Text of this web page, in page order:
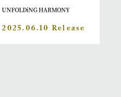
UNFOLDiNG HARMONY
2025.06.10 Release